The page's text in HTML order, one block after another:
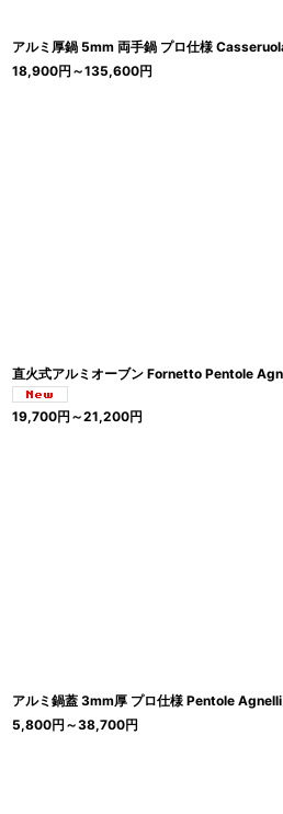
アルミ厚鍋 5mm 両手鍋 プロ仕様
18,900円 ～135,600円
直火式アルミオーブン Fornetto Pentole
19,700円 ～21,200円
アルミ鍋蓋 3mm厚 プロ仕様 Pentole
5,800円 ～38,700円